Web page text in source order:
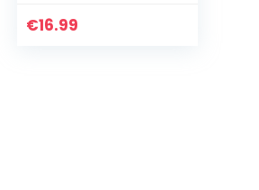
romper pant hoed
€16.99